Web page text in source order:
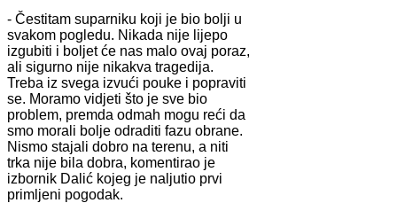
- Čestitam suparniku koji je bio bolji u
svakom pogledu. Nikada nije lijepo
izgubiti i boljet će nas malo ovaj poraz,
ali sigurno nije nikakva tragedija.
Treba iz svega izvući pouke i popraviti
se. Moramo vidjeti što je sve bio
problem, premda odmah mogu reći da
smo morali bolje odraditi fazu obrane.
Nismo stajali dobro na terenu, a niti
trka nije bila dobra, komentirao je
izbornik Dalić kojeg je naljutio prvi
primljeni pogodak.